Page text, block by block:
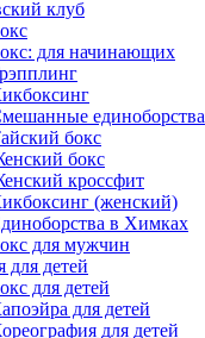
клуб
для начинающих
единоборства
бокс
бокс
кроссфит
(женский)
в Химках
для мужчин
для детей
для детей
для детей
для детей